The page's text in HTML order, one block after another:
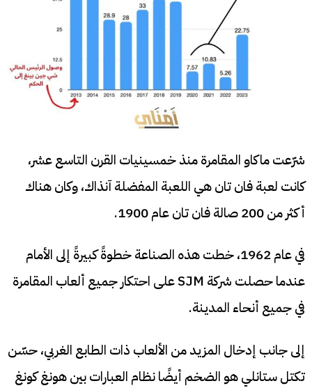
شرّعت ماكاو المقامرة منذ خمسينيات القرن التاسع عشر،
كانت لعبة فان تان هي اللعبة المفضلة آنذاك، وكان هناك
أكثر من 200 صالة فان تان عام 1900.
في عام 1962، خطت هذه الصناعة خطوةً كبيرةً إلى الأمام
عندما حصلت شركة SJM على احتكار جميع ألعاب المقامرة
في جميع أنحاء المدينة.
إلى جانب إدخال المزيد من الألعاب ذات الطابع الغربي، حسّن
تكتل ستانلي هو الضخم أيضًا نظام العبارات بين هونغ كونغ